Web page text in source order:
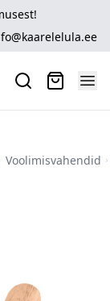
Voolimisvahendid